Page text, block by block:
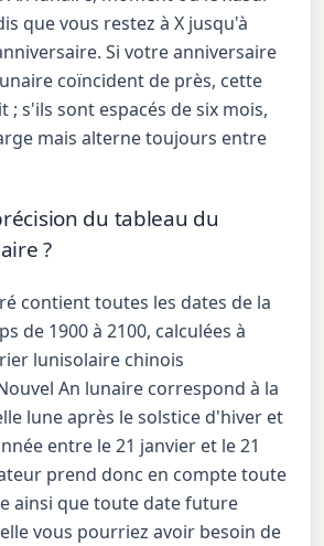
que vous restez à X jusqu'à
Si votre anniversaire
coïncident de près, cette
; s'ils sont espacés de six mois,
mais alterne toujours entre
du tableau du
?
contient toutes les dates de la
de 1900 à 2100, calculées à
lunisolaire chinois
An lunaire correspond à la
lune après le solstice d'hiver et
entre le 21 janvier et le 21
prend donc en compte toute
ainsi que toute date future
vous pourriez avoir besoin de